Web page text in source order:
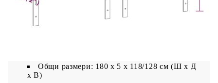
Материал: Кадифе (100% полиестер),
Общи размери: 180 x 5 x 118/128 см (Ш x Д
x В)